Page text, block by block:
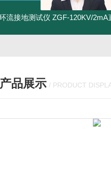
流接地测试仪 ZGF-120KV/2mA
产品展示 / PRODUCT